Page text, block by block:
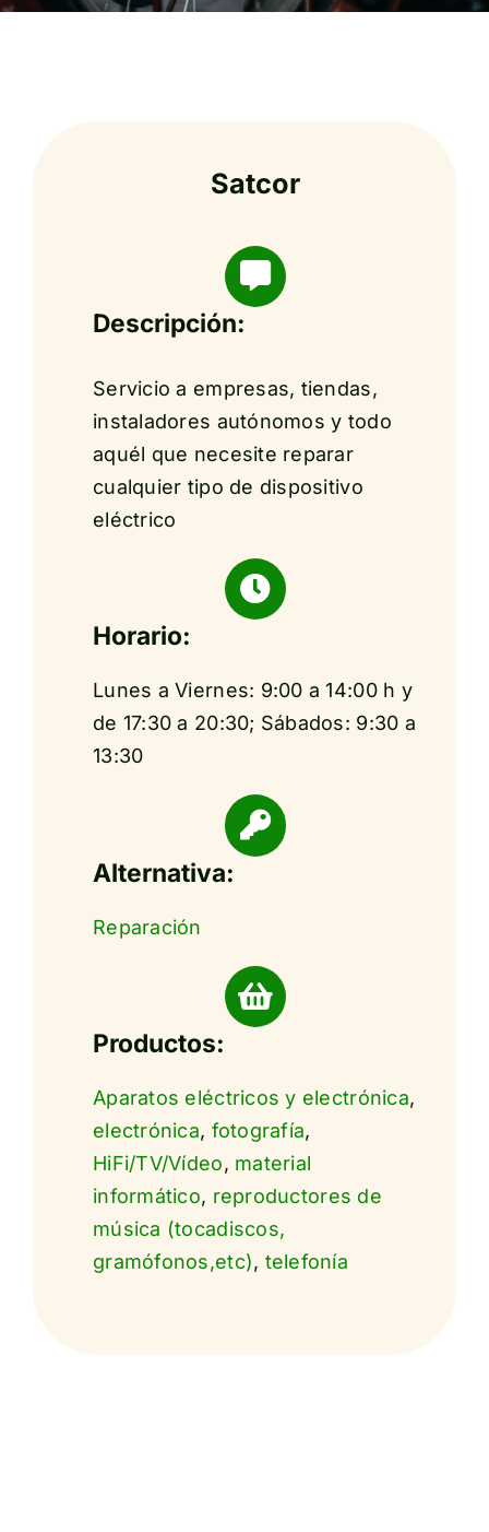
Satcor
Descripción:
Servicio a empresas, tiendas,
instaladores autónomos y todo
aquél que necesite reparar
cualquier tipo de dispositivo
eléctrico
Horario:
Lunes a Viernes: 9:00 a 14:00 h y
de 17:30 a 20:30; Sábados: 9:30 a
13:30
Alternativa:
Reparación
Productos:
Aparatos eléctricos y electrónica,
electrónica, fotografía,
HiFi/TV/Vídeo, material
informático, reproductores de
música (tocadiscos,
gramófonos,etc), telefonía